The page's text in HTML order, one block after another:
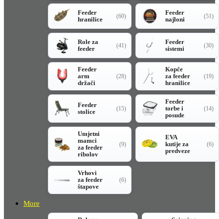
Feeder
hranilice
(60)
Feeder
najloni
(51)
Role za
feeder
(41)
Feeder
sistemi
(30)
Feeder
arm
držači
(28)
Kopče
za feeder
hranilice
(19)
Feeder
stolice
(15)
Feeder
torbe i
posude
(14)
Umjetni
mamci
za feeder
ribolov
(9)
EVA
kutije za
predveze
(6)
Vrhovi
za feeder
štapove
(6)
More